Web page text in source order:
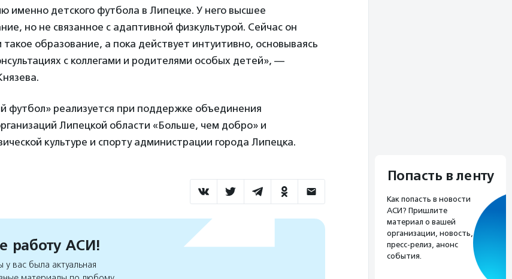
именно детского футбола в Липецке. У него высшее
но не связанное с адаптивной физкультурой. Сейчас он
такое образование, а пока действует интуитивно, основываясь
с коллегами и родителями особых детей», —
футбол» реализуется при поддержке объединения
Липецкой области «Больше, чем добро» и
культуре и спорту администрации города Липецка.
работу АСИ!
вас была актуальная
Попасть в ленту
Как попасть в новости
АСИ? Пришлите
материал о вашей
организации, новость,
пресс-релиз, анонс
события.